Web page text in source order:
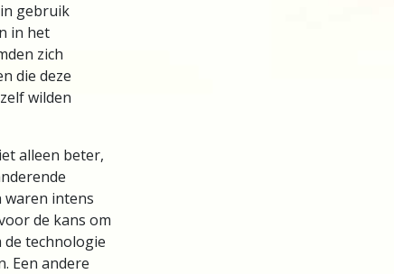
gebruik
in het
zich
die deze
wilden
alleen beter,
waren intens
de kans om
technologie
Een andere